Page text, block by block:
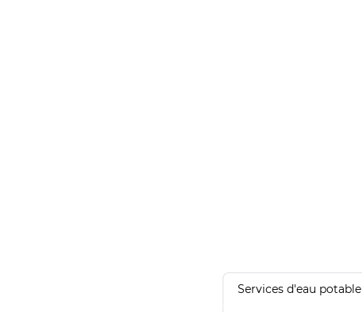
Services d'eau potable